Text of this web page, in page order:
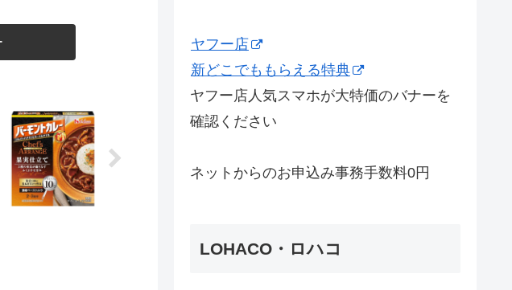
ヤフー店
新どこでももらえる特典
ヤフー店人気スマホが大特価のバナーを
確認ください
ネットからのお申込み事務手数料0円
LOHACO・ロハコ